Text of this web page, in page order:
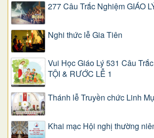
277 Câu Trắc Nghiệm GIÁO
Nghi thức lễ Gia Tiên
Vui Học Giáo Lý 531 Câu
TỘI & RƯỚC LỄ 1
Thánh lễ Truyền chức Linh
Khai mạc Hội nghị thường